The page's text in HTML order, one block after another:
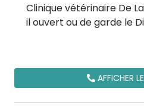
Clinique vétérinaire De
il ouvert ou de garde le
AFFICHER